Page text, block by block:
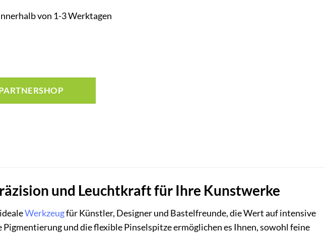
von 1-3 Werktagen
und Leuchtkraft für Ihre Kunstwerke
Werkzeugfür Künstler, Designer und Bastelfreunde, die Wert auf intensive
und die flexible Pinselspitze ermöglichen es Ihnen, sowohl feine